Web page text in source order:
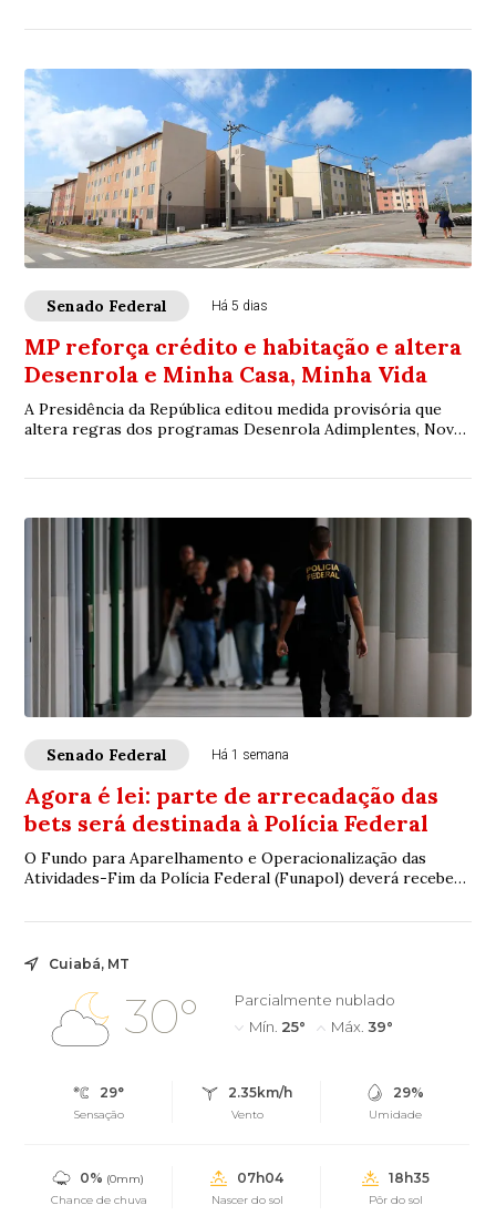
Senado Federal Há 5 dias
MP reforça crédito e habitação e altera
Desenrola e Minha Casa, Minha Vida
A Presidência da República editou medida provisória que
altera regras dos programas Desenrola Adimplentes, Novo
Senado Federal Há 1 semana
Agora é lei: parte de arrecadação das
bets será destinada à Polícia Federal
O Fundo para Aparelhamento e Operacionalização das
Atividades-Fim da Polícia Federal (Funapol) deverá receber
Cuiabá, MT
30°
Parcialmente nublado
Mín. 25° Máx. 39°
29°
Sensação
2.35km/h
Vento
29%
Umidade
0% (0mm)
Chance de chuva
07h04
Nascer do sol
18h35
Pôr do sol